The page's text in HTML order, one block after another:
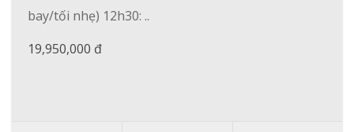
bay/tối nhẹ) 12h30: ..
19,950,000 đ